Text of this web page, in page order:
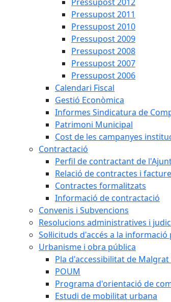
Pressupost 2011
Pressupost 2010
Pressupost 2009
Pressupost 2008
Pressupost 2007
Pressupost 2006
Calendari Fiscal
Gestió Econòmica
Informes Sindicatura de
Patrimoni Municipal
Cost de les campanyes
Contractació
Perfil de contractant de
Relació de contractes i
Contractes formalitzats
Informació de contractació
Convenis i Subvencions
Resolucions administratives i
Sol·licituds d'accés a la informació
Urbanisme i obra pública
Pla d'accessibilitat de
POUM
Programa d'orientació de
Estudi de mobilitat urbana